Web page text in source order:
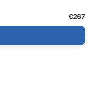
€267